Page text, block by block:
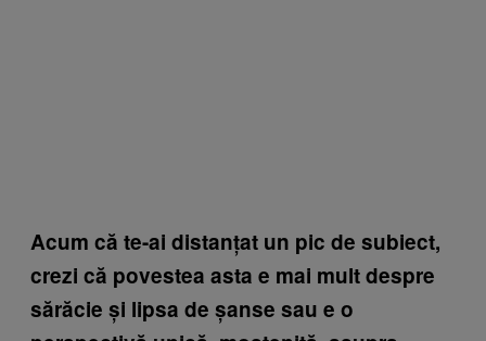
Acum că te-ai distanțat un pic de subiect,
crezi că povestea asta e mai mult despre
sărăcie și lipsa de șanse sau e o